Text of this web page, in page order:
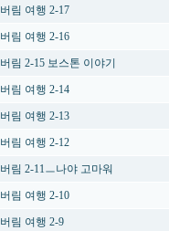
버림 여행 2-17
버림 여행 2-16
버림 2-15 보스톤 이야기
버림 여행 2-14
버림 여행 2-13
버림 여행 2-12
버림 2-11ㅡ나야 고마워
버림 여행 2-10
버림 여행 2-9